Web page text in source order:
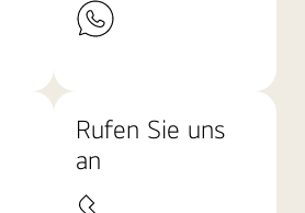
Rufen Sie uns
an